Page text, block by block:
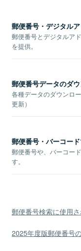
郵便番号・デジタル
郵便番号とデジタルア
を提供。
郵便番号データのダ
各種データのダウンロ
更新）
郵便番号・バーコー
郵便番号や、バーコー
す。
郵便番号検索に使用
2025年度版郵便番号